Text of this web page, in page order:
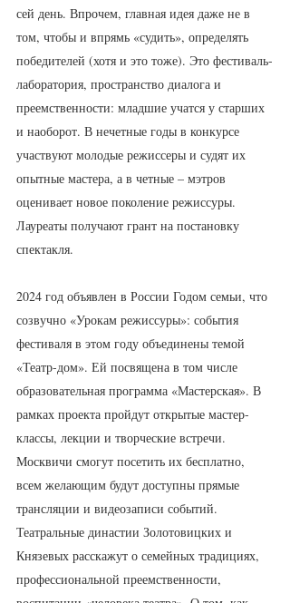
сей день. Впрочем, главная идея даже не в
том, чтобы и впрямь «судить», определять
победителей (хотя и это тоже). Это фестиваль-
лаборатория, пространство диалога и
преемственности: младшие учатся у старших
и наоборот. В нечетные годы в конкурсе
участвуют молодые режиссеры и судят их
опытные мастера, а в четные – мэтров
оценивает новое поколение режиссуры.
Лауреаты получают грант на постановку
спектакля.
2024 год объявлен в России Годом семьи, что
созвучно «Урокам режиссуры»: события
фестиваля в этом году объединены темой
«Театр-дом». Ей посвящена в том числе
образовательная программа «Мастерская». В
рамках проекта пройдут открытые мастер-
классы, лекции и творческие встречи.
Москвичи смогут посетить их бесплатно,
всем желающим будут доступны прямые
трансляции и видеозаписи событий.
Театральные династии Золотовицких и
Князевых расскажут о семейных традициях,
профессиональной преемственности,